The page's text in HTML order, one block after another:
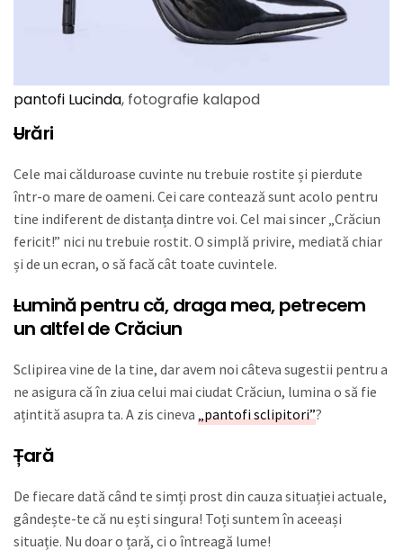
pantofi Lucinda, fotografie kalapod
Urări
Cele mai călduroase cuvinte nu trebuie rostite și pierdute
într-o mare de oameni. Cei care contează sunt acolo pentru
tine indiferent de distanța dintre voi. Cel mai sincer „Crăciun
fericit!” nici nu trebuie rostit. O simplă privire, mediată chiar
și de un ecran, o să facă cât toate cuvintele.
Luminăpentru că, draga mea, petrecem
un altfel de Crăciun
Sclipirea vine de la tine, dar avem noi câteva sugestii pentru a
ne asigura că în ziua celui mai ciudat Crăciun, lumina o să fie
ațintită asupra ta. A zis cineva „pantofi sclipitori”?
Țară
De fiecare dată când te simți prost din cauza situației actuale,
gândește-te că nu ești singura! Toți suntem în aceeași
situație. Nu doar o țară, ci o întreagă lume!